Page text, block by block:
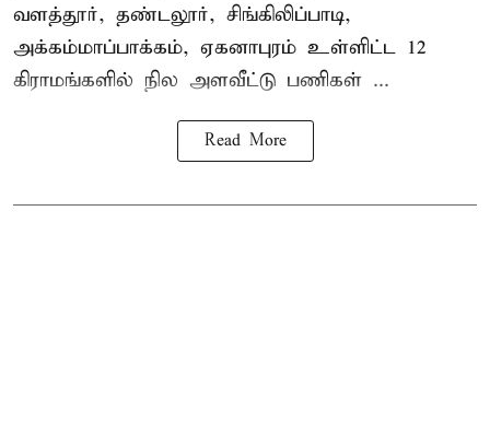
வளத்தூர், தண்டலூர், சிங்கிலிப்பாடி,
அக்கம்மாப்பாக்கம், ஏகனாபுரம் உள்ளிட்ட 12
கிராமங்களில் நில அளவீட்டு பணிகள் ...
Read More